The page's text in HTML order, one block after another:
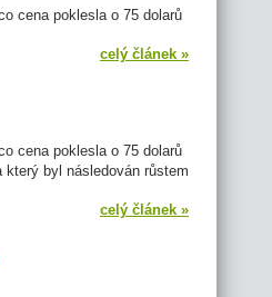
cena poklesla o 75 dolarů
celý článek »
cena poklesla o 75 dolarů
byl následován růstem
celý článek »